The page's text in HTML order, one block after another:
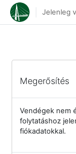
Tovább a fő tartalomhoz
Jelenleg
Megerősítés
Vendégek nem
folytatáshoz
fiókadatokkal.